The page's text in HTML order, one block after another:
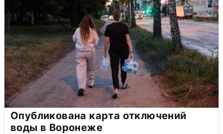
Опубликована карта отключений
воды в Воронеже